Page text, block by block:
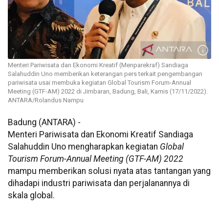
Menteri Pariwisata dan Ekonomi Kreatif (Menparekraf) Sandiaga
Salahuddin Uno memberikan keterangan pers terkait pengembangan
pariwisata usai membuka kegiatan Global Tourism Forum-Annual
Meeting (GTF-AM) 2022 di Jimbaran, Badung, Bali, Kamis (17/11/2022).
ANTARA/Rolandus Nampu
Badung (ANTARA) -
Menteri Pariwisata dan Ekonomi Kreatif Sandiaga
Salahuddin Uno mengharapkan kegiatan Global
Tourism Forum-Annual Meeting (GTF-AM) 2022
mampu memberikan solusi nyata atas tantangan yang
dihadapi industri pariwisata dan perjalanannya di
skala global.